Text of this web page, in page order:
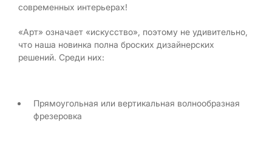
современных интерьерах!
«Арт» означает «искусство», поэтому не удивительно,
что наша новинка полна броских дизайнерских
решений. Среди них:
Прямоугольная или вертикальная волнообразная
фрезеровка